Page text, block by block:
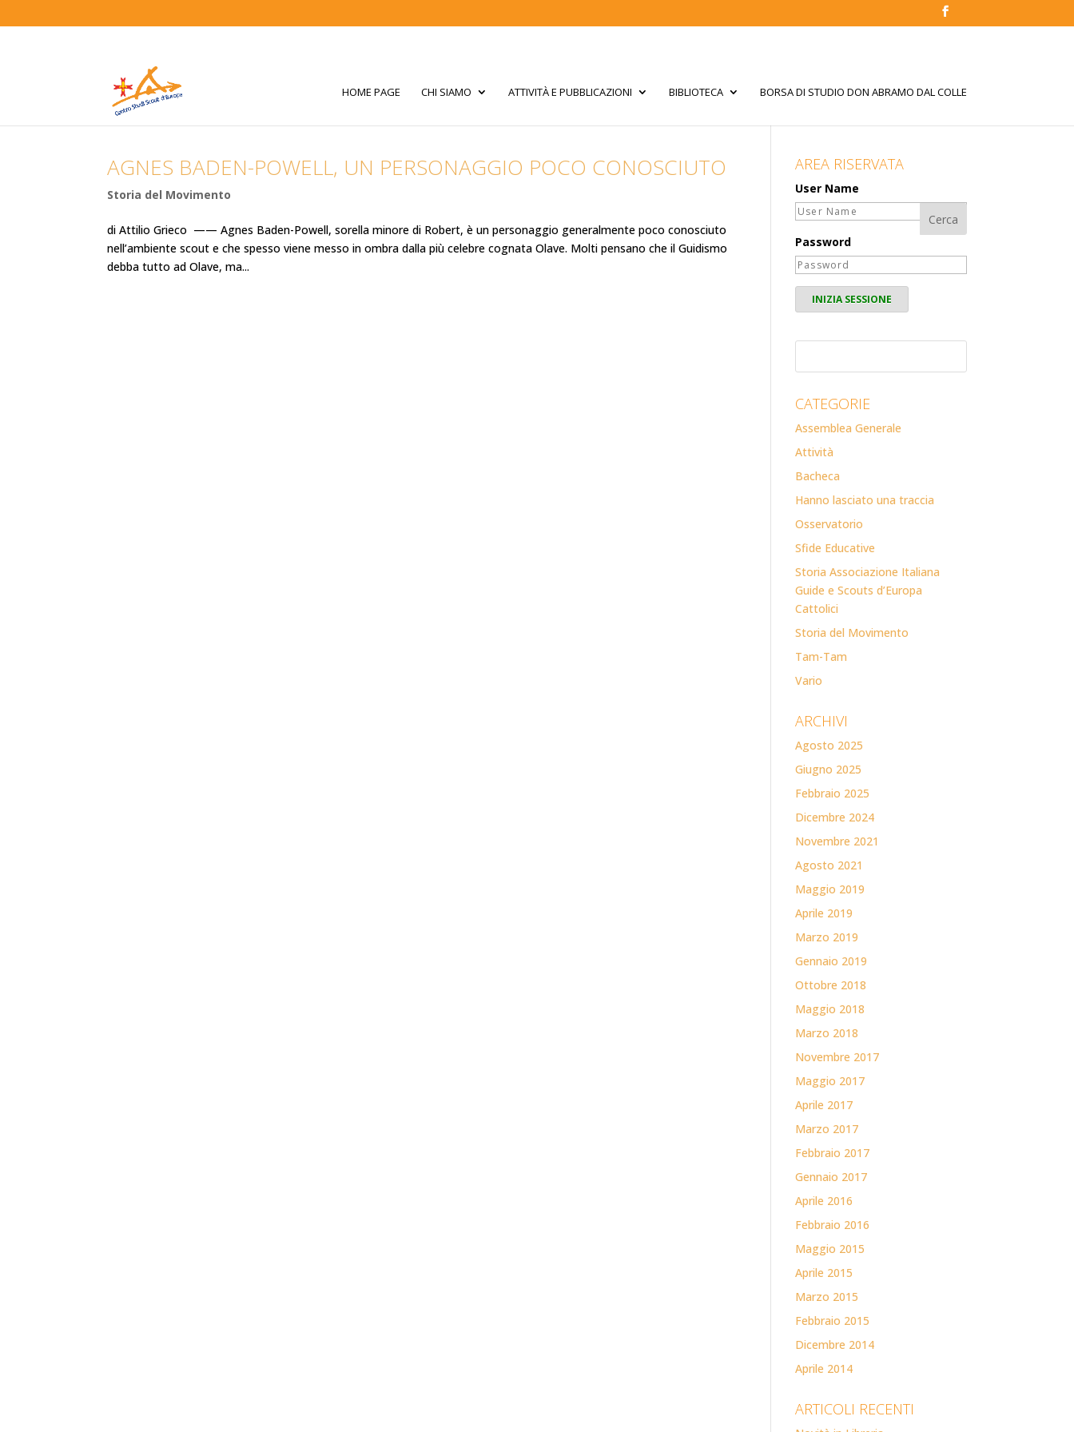
HOME PAGE CHI SIAMO ATTIVITÀ E PUBBLICAZIONI BIBLIOTECA BORSA DI STUDIO DON ABRAMO DAL COLLE
AGNES BADEN-POWELL, UN PERSONAGGIO POCO CONOSCIUTO
Storia del Movimento
di Attilio Grieco —— Agnes Baden-Powell, sorella minore di Robert, è un personaggio generalmente poco conosciuto
nell’ambiente scout e che spesso viene messo in ombra dalla più celebre cognata Olave. Molti pensano che il Guidismo
debba tutto ad Olave, ma...
AREA RISERVATA
User Name
Password
CATEGORIE
Assemblea Generale
Attività
Bacheca
Hanno lasciato una traccia
Osservatorio
Sfide Educative
Storia Associazione Italiana
Guide e Scouts d’Europa
Cattolici
Storia del Movimento
Tam-Tam
Vario
ARCHIVI
Agosto 2025
Giugno 2025
Febbraio 2025
Dicembre 2024
Novembre 2021
Agosto 2021
Maggio 2019
Aprile 2019
Marzo 2019
Gennaio 2019
Ottobre 2018
Maggio 2018
Marzo 2018
Novembre 2017
Maggio 2017
Aprile 2017
Marzo 2017
Febbraio 2017
Gennaio 2017
Aprile 2016
Febbraio 2016
Maggio 2015
Aprile 2015
Marzo 2015
Febbraio 2015
Dicembre 2014
Aprile 2014
ARTICOLI RECENTI